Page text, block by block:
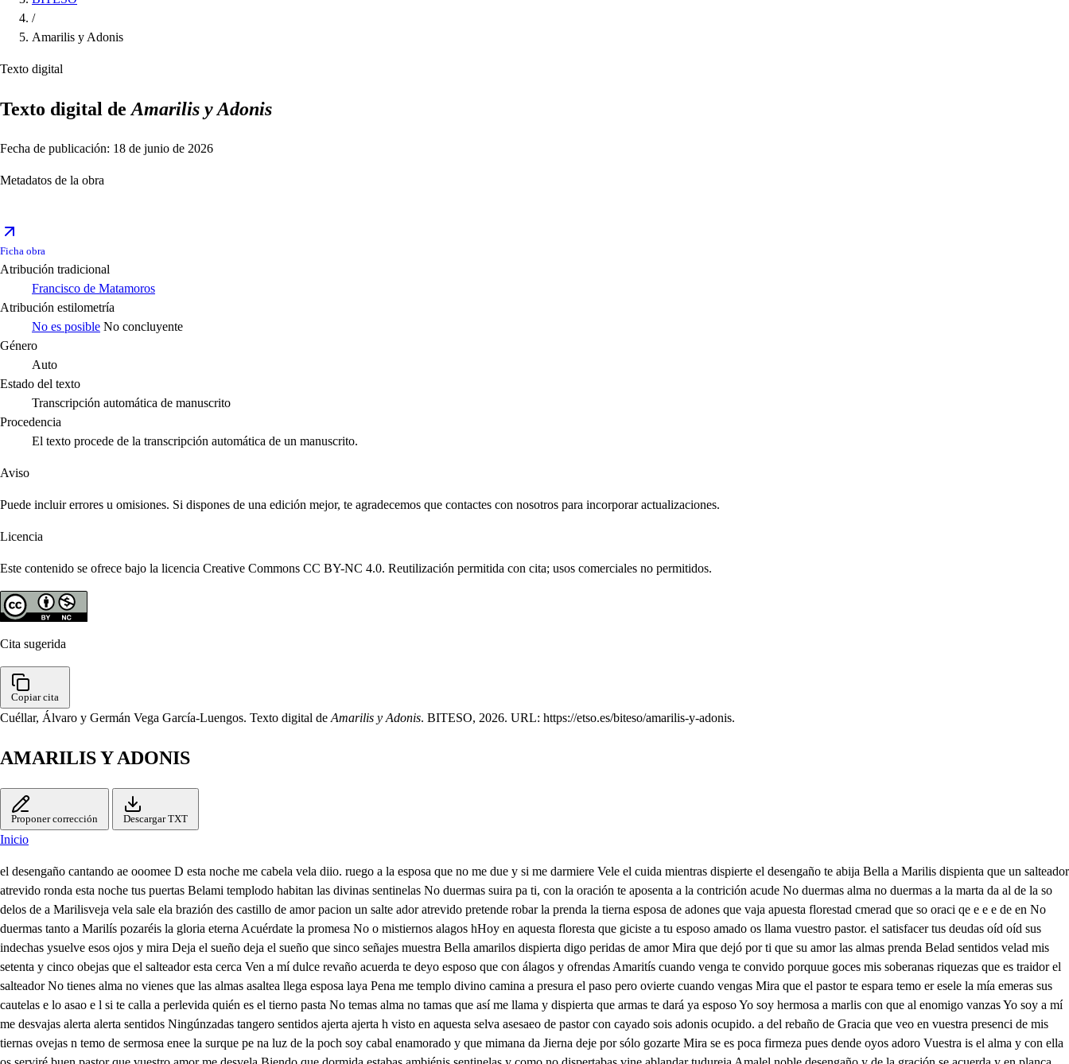
/
Amarilis y Adonis
Texto digital
Texto digital de Amarilis y Adonis
Fecha de publicación: 18 de junio de 2026
Metadatos de la obra
Ficha obra
Atribución tradicional
Francisco de Matamoros
Atribución estilometría
No es posible No concluyente
Género
Auto
Estado del texto
Transcripción automática de manuscrito
Procedencia
El texto procede de la transcripción automática de un manuscrito.
Aviso
Puede incluir errores u omisiones. Si dispones de una edición mejor, te agradecemos que contactes con nosotros para incorporar actualizaciones.
Licencia
Este contenido se ofrece bajo la licencia Creative Commons CC BY-NC 4.0. Reutilización permitida con cita; usos comerciales no permitidos.
Cita sugerida
Copiar cita
Cuéllar, Álvaro y Germán Vega García-Luengos. Texto digital de Amarilis y Adonis. BITESO, 2026. URL: https://etso.es/biteso/amarilis-y-adonis.
AMARILIS Y ADONIS
Proponer corrección Descargar TXT
Inicio
el desengaño cantando ae ooomee D esta noche me cabela vela diio. ruego a la esposa que no me due y si me darmiere Vele el cuida mientras dispierte el desengaño te abija Bella a Marilis dispienta que un salteador atrevido ronda esta noche tus puertas Belami templodo habitan las divinas sentinelas No duermas suira pa ti, con la oración te aposenta a la contrición acude No duermas alma no duermas a la marta da al de la so delos de a Marilisveja vela sale ela brazión des castillo de amor pacion un salte ador atrevido pretende robar la prenda la tierna esposa de adones que vaja apuesta florestad cmerad que so oraci qe e e e de en No duermas tanto a Marilís pozaréis la gloria eterna Acuérdate la promesa No o mistiernos alagos hHoy en aquesta floresta que giciste a tu esposo amado os llama vuestro pastor. el satisfacer tus deudas oíd oíd sus indechas ysuelve esos ojos y mira Deja el sueño deja el sueño que sinco señajes muestra Bella amarilos dispierta digo peridas de amor Mira que dejó por ti que su amor las almas prenda Belad sentidos velad mis setenta y cinco obejas que el salteador esta cerca Ven a mí dulce revaño acuerda te deyo esposo que con álagos y ofrendas Amaritís cuando venga te convido porquue goces mis soberanas riquezas que es traidor el salteador No tienes alma no vienes que las almas asaltea llega esposa laya Pena me templo divino camina a presura el paso pero ovierte cuando vengas Mira que el pastor te espara temo er esele la mía emeras sus cautelas e lo asao e l si te calla a perlevida quién es el tierno pasta No temas alma no tamas que así me llama y dispierta que armas te dará ya esposo Yo soy hermosa a marlis con que al enomigo vanzas Yo soy a mí me desvajas alerta alerta sentidos Ningúnzadas tangero sentidos ajerta ajerta h visto en aquesta selva asesaeo de pastor con cayado sois adonis ocupido. a del rebaño de Gracia que veo en vuestra presenci de mis tiernas ovejas n temo de sermosa enee la surque pe na luz de la poch soy cabal enamorado y que mimana da Jierna deje por sólo gozarte Mira se es poca firmeza pues dende oyos adoro Vuestra is el alma y con ella os serviré buen pastor que vuestro amor me desvela Biendo que dormida estabas ambiénis sentinelas y como no dispertabas vine ablandar tudureja Amalel noble desengaño y de la gración se acuerda y en planca temor y amor y amimanada te apresta Yo de li sendré cuidado perovierte que no seas como las pírienes locas que amándome serás cuerda Pigilancia, y si esto q haces desde hoy alma y prometo ser tu esposo si lo que he dicho sustentas sigaré esposo divino pero temo la aspereza del camino de la cruz con la paciencia Ya la corsue la cerida A la fuente camina ya desprecia los bienes y la vida viendo que la pasada fue tan necia Ya condivino acuerdo vuelve al rebaño de pastor tan cuerdo o pastor animoso. cuidadoso snbuscar nuebas ovejas o soberano esposo Perdida quedo y si de mi sealejas Llévame a tu rebaño mas ya me canta el santo desengaño, la aba de la siltidatrra Mira uel pastor te llama caminazacia la fuente von la fuerte de la gracia camina el paso a presura que ya de este monte bajan tres famosos bandoleros que matan con sus palabras prosigo el camino mas el ámparo de la cruz me falta la esposo divino Biensé que en vos no se gallo falta pues tan aperce vida avercos h hallado a dar me vida c en que las almas propiezan si tienes perseberancia del cielo abrirás las puertas al pastor ya media noche adonde hallarse pudiera vuestra vuesra esel asma quita las imperfeciones monstruos de naturaleza te bañaras en la fuente quedarás limpia y perfeta Mira esposa que por ti pasado la aspereza de este monte casta llegar a satisfacer tus deudas vuestro amor me dé la mano que eternamente soy ue guardad del saltel d Deme sus palabras fieras en este fierte Castillo noble pastor me encarcela deso toma mi cuz saldrás de ese incanto y pena pueda conmigo amarilís que la mañana esta cerca imi gañado esta solo cerla de aquesta lluvera Parécésele una cruz y se lpondra en losoo figaréla inmissombros o dulce prenda por mi bien hallada ADiós llevó en los hombros Vos sereis cruz mi linda inamorada, si en vos tengo el remedio buscaros a vos es mejor medio vas del laira y la abarizia se ltaadores llama a ese castillo fuerto cudicia mientras los dis aunque pese al mismo Dios, mejora nuestra suerte llamada voces bisea ira quiebra aquesas puertas serán por mi bien obiertas ¿Qué is lo que luzbeldesea a de Arriba l desengaño ariba D ocienda boces sultradores de la cierra que te darán crida guerra abriendo esa puerta acoses Váyanse que no hay lugar que a Marilisfesta en vela ya enoración se desvela quien tayviniera aen sino temprano su esposo y llévóla a su manada disperto a su vos sagrada, que eblando y es amoroso como si la gallo dormida pudo llevarla consigo s de las almas amigo y era la obeja querida Rabio de congoja y pena quede un pastorse unamora siendo del mundo, señora, Así misma se condena Al fin mujer esta de habéis perdido la presa ya ser esposa confiesa de quien ahora lo is como no abrasáis al mundo desde el gange gasta el sofí que me haya burlado a mí y seré nembrón segundo A Percebid lazos fieros quitod los rayos al sol cubrid de negro a rebol do. Pues habéis sido lucenos como del cuarto ilemento laf no sencéis el orbe tod bárbaros que de ese modo como sois amroso sois divino dadme, señor, vuestra divina mano Amparo de las almas y consuelo por vos caminaré sinmás recelo soberano pastor luz note iguía Ya me vañe en la fuente de la gracia de vuestro amor el alma se confía en vuestro amor hy puesto mi ificasia venieré del demonio la porfía Señor, no caiga yo en vuestra degracia Mira que en este trato soy novicia libradme de lo ira y la cudicia Mansísomo cordero dulce esposo dad alivio a la esposa regalada cansada estoy venino y amoroso Sentarme quiero, pues estoy cansada más qué dica el pastor maravilloso si allá su labor tan mal lograda Mas en vano porfío sueño siento sirva de leoho el prado y de alocento sientrse y quedate dormida y saleomúsicos venció el soberano esposo venció el divino pastor y en la fuente de la gracia Amarilís se vaño para disos instrumentos aadurmiento la flor. para de la Abrá en ellos iscarmiento como a las figas istrellas No hacéis que hajen alsuelo dando al mundo triste duelo y mescláis rayos entreilla nimo la Jez famoso porque en aque esta ocasión te ha de amparar la razón para que tenga reposo no te cause jena la inpresa ten más siego que yo he de emprender el fuego para robar está llena Pues adventid que estanoce el robo se ha de hacer de mi industria podrás ver si robo al crelo sa collo Por esta antigua floresta s to. habita al piode una fuente Yo atajaré sa corriente tus tatos irame a presta Parl monte Ariba y sale e alma que es amarilos con la cruz aquestas Por el camino de la cruz camino su ayuda me dé el cielo soberano divino pastor santo camino, por vos esposo mil fabores pano el galano Ruy señor, Mas ¿cómo dormida estás Alma dime la ocasión Mas no te puedo culpar el trabajo te venció A la esposa más querida que qbiere contierno amor su esposo divino y santo Ya dormida ca gallo spusible amada esposa deso que no pudo la oración desdelante fue descuido cantad que ya disperto riba la gala viva la gala Al viva lagala del buen pastor esposo dormida estaba Perdonad mi muco orror que la prasión he seguido Bien lo sabéis vos, señor, Pues cómo estabas dormida Alma, quién me tiene amor siempre ha de velar conmigo mas no entrar intentación Balilonia es este mundo todo esgvana confución a quieno d si n a con de las dloo. a mundo de monio y carne con un varonol valor has de resistir si quieres gozar mi gloria. daman romperé dificaltades que palabra y verdad sois Alma muncspas de pasar pasta llegar asión Mirando o vuestra hermosura que no podré vencer yo compe rompe las cadenas pues que tu amor me enlazo dichosa el alma que os gotra y dichosa por vos sols Ama la simplicidad que de su idad es amor en humildad tempaciencia que es su propia condición A laidad primera vuelve seremos uno los dos Muncho me pedis esposo Mas todo lo haré por vos camina hacia la fuente no le coda el salte ador Toma mi cruz pasara. de aqueste monte el rigor pensar que aqueso me hasdace seguid seguid mi opinión Matad robad destrocad entrad en cualquier ciudad pues o locasión en el más duro tormento quiero me pongas al punto si enrobar perdiere punto con obras y pensamientos irasoy para vencerme de. Eran valor is menester Pues unaso la mujer Pesia a mí no ha de temerme sabes que soy Avaricia y que del cielo ca Pues ¿quién me aventara a mí? siendo lo misma cudicia un ardos seré en los roba qQuién lo ará mejor que yo qe e quie me alentao No temas que somos lo vos hace la cimplicida a unalito pastor con unas alfongas acuestas Aquí viene un pasajeno ataja el monte los dos y luego dadme una vos que yo llegaré primero Irá sente villano Cantad cantad a mi amada mientras que camina el sol toma la cruz ven conmigo d dulce de dento. Esta cobeza se llevala flor, que lasotras de anse ysale luz bel laira elavaria Qué disculpa podéis dar de haber el día llegado y de lo que os hemandado no habéis podido acabar vos del mundo falteadores Vos sois asombro y espanto o pero de que me espanto siendo a vuestro reytardores No dijieteis que los dio el mundo abrazar podéis Pues ¿cómo o lo qajéis no me opesso contradud de abrasadoras istrellas no traje del firmamentí gasta el eterno tormento tantos millares yo entre ellas Pues ¿qué cobarderosace sertan cortos enobra Yo no os truje asaltear si en a cena de lus da. d de mo Paso, señor, salte ador, in figura de traidor que la el camino perdí daréte luego la muerte de varo Deja la bolsa villano que así tratéis un ciño ¿ue vana salió mi suerte Atalde a ese fiero roble dra aquí pagarás tu rjce sinto ¿uien supiera este suceso Aquí tu pena se doble deesto a vara des señor la vana simpliaidad Esa no hay en la ciudad dice que es tuya el pastor Mas aquí viene un cialte quiero salirle alcamino lagración y agajante Adarle muerte me inelino y